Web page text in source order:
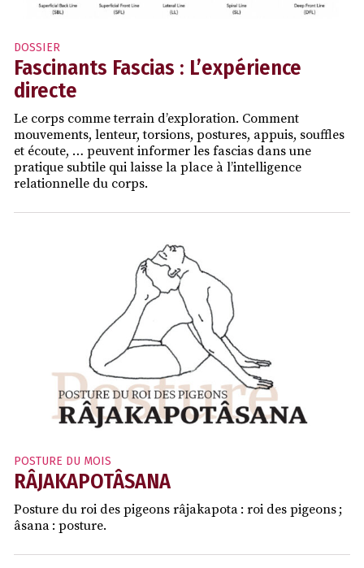
DOSSIER
Fascinants Fascias : L’expérience
directe
Le corps comme terrain d’exploration. Comment
mouvements, lenteur, torsions, postures, appuis, souffles
et écoute, … peuvent informer les fascias dans une
pratique subtile qui laisse la place à l’intelligence
relationnelle du corps.
POSTURE DU MOIS
RÂJAKAPOTÂSANA
Posture du roi des pigeons râjakapota : roi des pigeons ;
âsana : posture.